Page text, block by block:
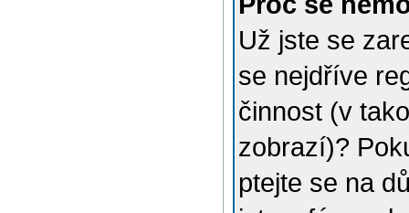
Už jste se
se nejdříve
činnost (v
zobrazí)?
ptejte se na